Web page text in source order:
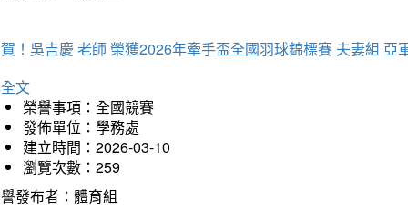
！吳吉慶 老師 榮獲2026年牽手盃全國羽球錦標賽 夫妻組 亞
文
榮譽事項：全國競賽
發佈單位：學務處
建立時間：2026-03-10
瀏覽次數：259
發布者：體育組